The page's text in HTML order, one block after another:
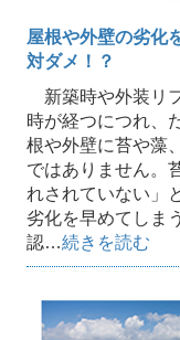
屋根や外壁の劣化
対ダメ！？
新築時や外装リ
時が経つにつれ、
根や外壁に苔や藻
ではありません。
れされていない」
劣化を早めてしま
認…続きを読む